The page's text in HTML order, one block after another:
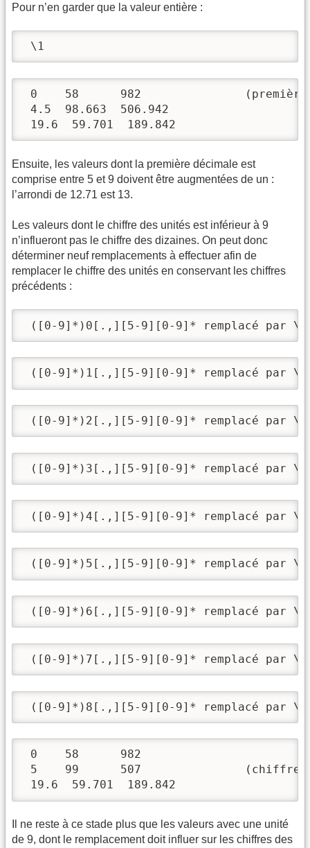
Pour n’en garder que la valeur entière :
\1
0    58      982    		(première décimale inférieure à 5)
4.5  98.663  506.942
19.6  59.701  189.842
Ensuite, les valeurs dont la première décimale est
comprise entre 5 et 9 doivent être augmentées de un :
l’arrondi de 12.71 est 13.
Les valeurs dont le chiffre des unités est inférieur à 9
n’influeront pas le chiffre des dizaines. On peut donc
déterminer neuf remplacements à effectuer afin de
remplacer le chiffre des unités en conservant les chiffres
précédents :
([0-9]*)0[.,][5-9][0-9]* remplacé par
([0-9]*)1[.,][5-9][0-9]* remplacé par
([0-9]*)2[.,][5-9][0-9]* remplacé par
([0-9]*)3[.,][5-9][0-9]* remplacé par
([0-9]*)4[.,][5-9][0-9]* remplacé par
([0-9]*)5[.,][5-9][0-9]* remplacé par
([0-9]*)6[.,][5-9][0-9]* remplacé par
([0-9]*)7[.,][5-9][0-9]* remplacé par
([0-9]*)8[.,][5-9][0-9]* remplacé par
0    58      982
5    99      507   		(chiffre des unités inférieur à 9)
19.6  59.701  189.842
Il ne reste à ce stade plus que les valeurs avec une unité
de 9, dont le remplacement doit influer sur les chiffres des